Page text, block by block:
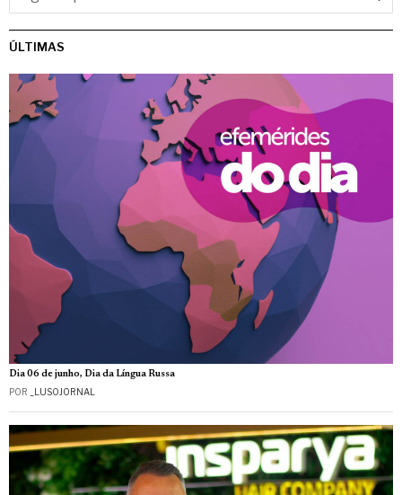
ÚLTIMAS
Dia 06 de junho, Dia da Língua Russa
POR _LUSOJORNAL